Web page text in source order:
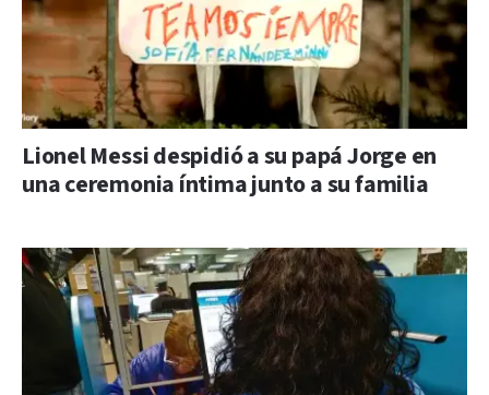
Lionel Messi despidió a su papá Jorge en
una ceremonia íntima junto a su familia